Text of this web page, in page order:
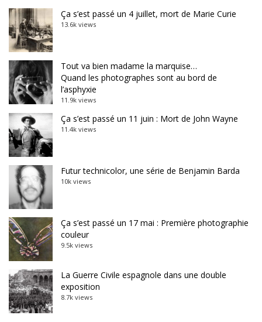
Ça s’est passé un 4 juillet, mort de Marie Curie
13.6k views
Tout va bien madame la marquise…
Quand les photographes sont au bord de
l’asphyxie
11.9k views
Ça s’est passé un 11 juin : Mort de John Wayne
11.4k views
Futur technicolor, une série de Benjamin Barda
10k views
Ça s’est passé un 17 mai : Première photographie
couleur
9.5k views
La Guerre Civile espagnole dans une double
exposition
8.7k views